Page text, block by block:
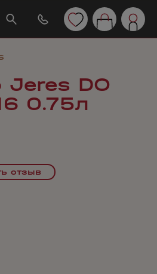
Jeres DO
0.75л
отзыв